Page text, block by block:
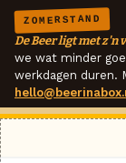
ZOMERSTAND
De Beer ligt met z'n
we wat minder
werkdagen duren.